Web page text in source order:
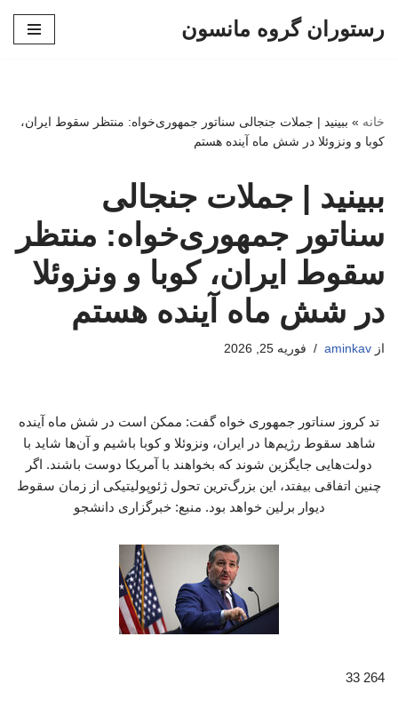
رستوران گروه مانسون
خانه » ببینید | جملات جنجالی سناتور جمهوری‌خواه: منتظر سقوط ایران،
کوبا و ونزوئلا در شش ماه آینده هستم
ببینید | جملات جنجالی
سناتور جمهوری‌خواه: منتظر
سقوط ایران، کوبا و ونزوئلا
در شش ماه آینده هستم
از aminkav فوریه 25, 2026
تد کروز سناتور جمهوری خواه گفت: ممکن است در شش ماه آینده
شاهد سقوط رژیم‌ها در ایران، ونزوئلا و کوبا باشیم و آن‌ها شاید با
دولت‌هایی جایگزین شوند که بخواهند با آمریکا دوست باشند. اگر
چنین اتفاقی بیفتد، این بزرگ‌ترین تحول ژئوپولیتیکی از زمان سقوط
دیوار برلین خواهد بود. منبع: خبرگزاری دانشجو
264 33